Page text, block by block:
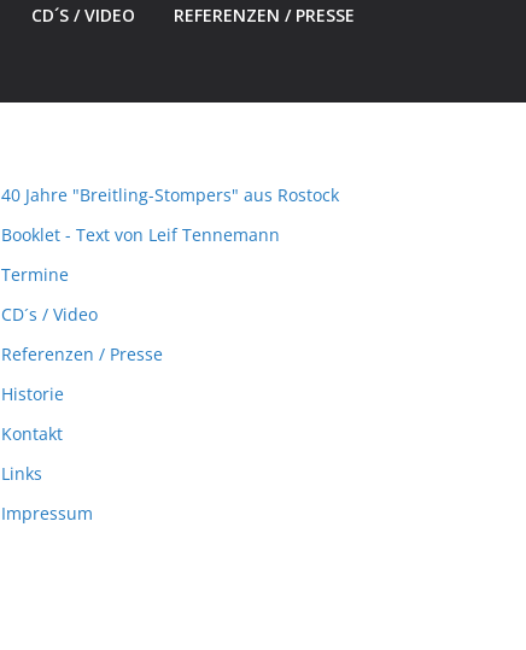
CD´S / VIDEO REFERENZEN / PRESSE
40 Jahre "Breitling-Stompers" aus Rostock
Booklet - Text von Leif Tennemann
Termine
CD´s / Video
Referenzen / Presse
Historie
Kontakt
Links
Impressum